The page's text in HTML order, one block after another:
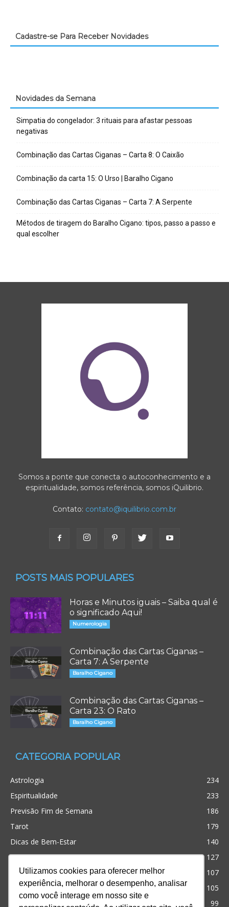
Utilizamos cookies para oferecer melhor
experiência, melhorar o desempenho, analisar
como você interage em nosso site e
Cadastre-se Para Receber Novidades
Novidades da Semana
Simpatia do congelador: 3 rituais para afastar pessoas
negativas
Combinação das Cartas Ciganas – Carta 8: O Caixão
Combinação da carta 15: O Urso | Baralho Cigano
Combinação das Cartas Ciganas – Carta 7: A Serpente
Métodos de tiragem do Baralho Cigano: tipos, passo a passo e
qual escolher
Somos a ponte que conecta o autoconhecimento e a
espiritualidade, somos referência, somos iQuilibrio.
Contato: contato@iquilibrio.com.br
POSTS MAIS POPULARES
Horas e Minutos iguais – Saiba qual é
o significado Aqui!
Numerologia
Combinação das Cartas Ciganas –
Carta 7: A Serpente
Baralho Cigano
Combinação das Cartas Ciganas –
Carta 23: O Rato
Baralho Cigano
CATEGORIA POPULAR
Astrologia
234
Espiritualidade
233
Previsão Fim de Semana
186
Tarot
179
Dicas de Bem-Estar
140
Cristianismo
127
Simpatias
107
Significado dos sonhos
105
99